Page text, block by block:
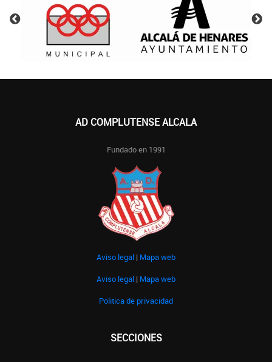
AD COMPLUTENSE ALCALA
Fundado en 1991
Aviso legal | Mapa web
Aviso legal | Mapa web
Politica de privacidad
SECCIONES